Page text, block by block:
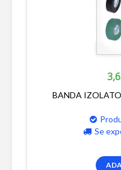
BANDA
Se